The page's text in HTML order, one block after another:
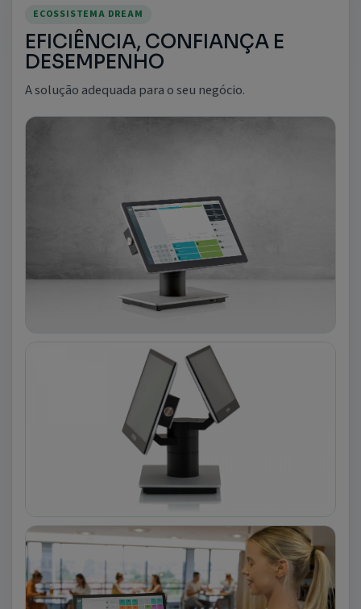
ECOSSISTEMA DREAM
EFICIÊNCIA, CONFIANÇA E
DESEMPENHO
A solução adequada para o seu negócio.